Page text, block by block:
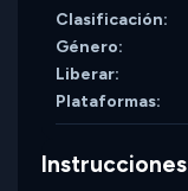
Clasificación:
Género:
Liberar:
Plataformas:
Instrucciones